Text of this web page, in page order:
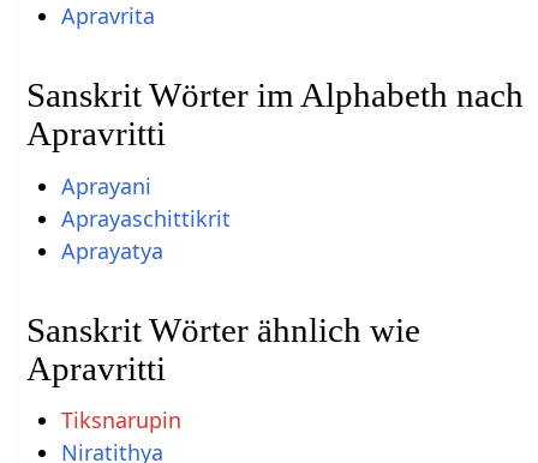
Apravrita
Sanskrit Wörter im Alphabeth nach
Apravritti
Aprayani
Aprayaschittikrit
Aprayatya
Sanskrit Wörter ähnlich wie
Apravritti
Tiksnarupin
Niratithya